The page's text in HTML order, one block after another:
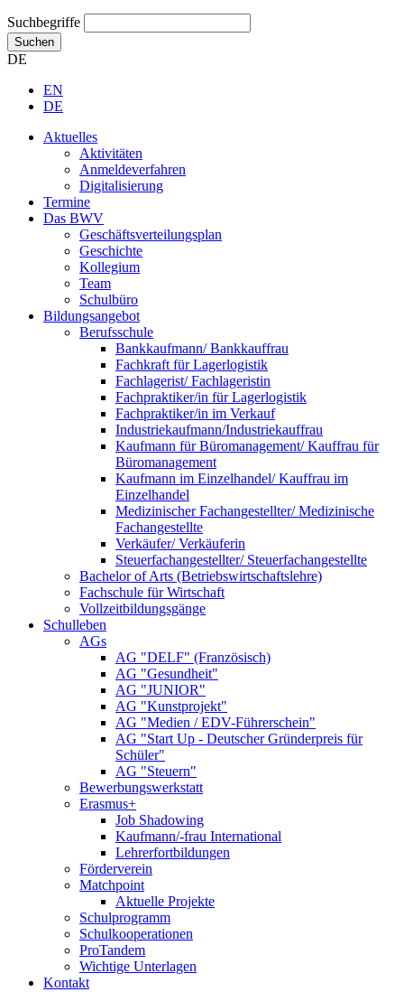
Suchbegriffe
Suchen
DE
EN
DE
Aktuelles
Aktivitäten
Anmeldeverfahren
Digitalisierung
Termine
Das BWV
Geschäftsverteilungsplan
Geschichte
Kollegium
Team
Schulbüro
Bildungsangebot
Berufsschule
Bankkaufmann/ Bankkauffrau
Fachkraft für Lagerlogistik
Fachlagerist/ Fachlageristin
Fachpraktiker/in für Lagerlogistik
Fachpraktiker/in im Verkauf
Industriekaufmann/Industriekauffrau
Kaufmann für Büromanagement/ Kauffrau für
Büromanagement
Kaufmann im Einzelhandel/ Kauffrau im
Einzelhandel
Medizinischer Fachangestellter/ Medizinische
Fachangestellte
Verkäufer/ Verkäuferin
Steuerfachangestellter/ Steuerfachangestellte
Bachelor of Arts (Betriebswirtschaftslehre)
Fachschule für Wirtschaft
Vollzeitbildungsgänge
Schulleben
AGs
AG "DELF" (Französisch)
AG "Gesundheit"
AG "JUNIOR"
AG "Kunstprojekt"
AG "Medien / EDV-Führerschein"
AG "Start Up - Deutscher Gründerpreis für
Schüler"
AG "Steuern"
Bewerbungswerkstatt
Erasmus+
Job Shadowing
Kaufmann/-frau International
Lehrerfortbildungen
Förderverein
Matchpoint
Aktuelle Projekte
Schulprogramm
Schulkooperationen
ProTandem
Wichtige Unterlagen
Kontakt